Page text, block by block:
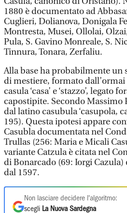
1880 è documentato ad
Cuglieri, Dolianova, Donigala
Montresta, Musei, Ollolai,
Pula, S. Gavino Monreale, S.
Tinnura, Tonara, Zerfaliu.
Alla base ha probabilmente un
di mestiere, formato
casula ‘casa’ e ‘stazzo’, legato
capostipite. Secondo Massimo
dal latino casubula ‘casupola,
195). Questa ipotesi appare
Casubla documentata nel
Trullas (256: Maria e Micali
variante Catzula è citata nel
di Bonarcado (69: Iorgi Cazula)
dal 1597.
Non lasciare decidere l'algoritmo:
scegli La Nuova Sardegna